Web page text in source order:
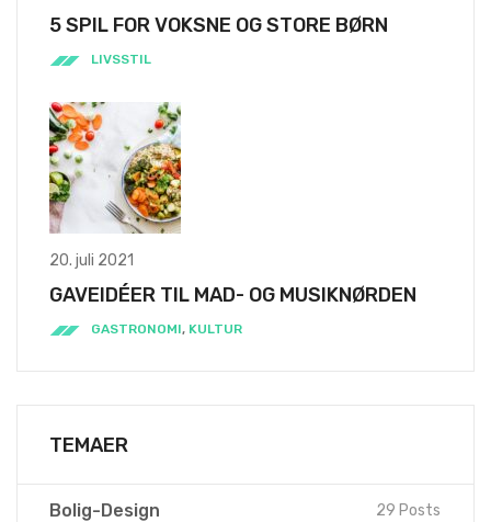
5 SPIL FOR VOKSNE OG STORE BØRN
LIVSSTIL
20. juli 2021
GAVEIDÉER TIL MAD- OG MUSIKNØRDEN
GASTRONOMI, KULTUR
TEMAER
Bolig-Design 29 Posts